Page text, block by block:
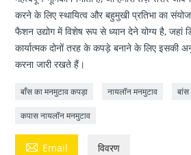
करने के लिए स्थायित्व और बहुमुखी प्रतिभा का
फैशन उद्योग में विशेष रूप से ध्यान देने योग्य है, जहां
कार्यात्मक दोनों तरह के कपड़े बनाने के लिए इसकी
करना जारी रखते हैं।
बाँस का मनमुटाव कपड़ा नायलॉन मनमुटाव
कपास नायलॉन मनमुटाव
 Email विवरण